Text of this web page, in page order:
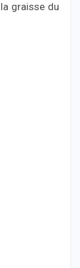
graisse du